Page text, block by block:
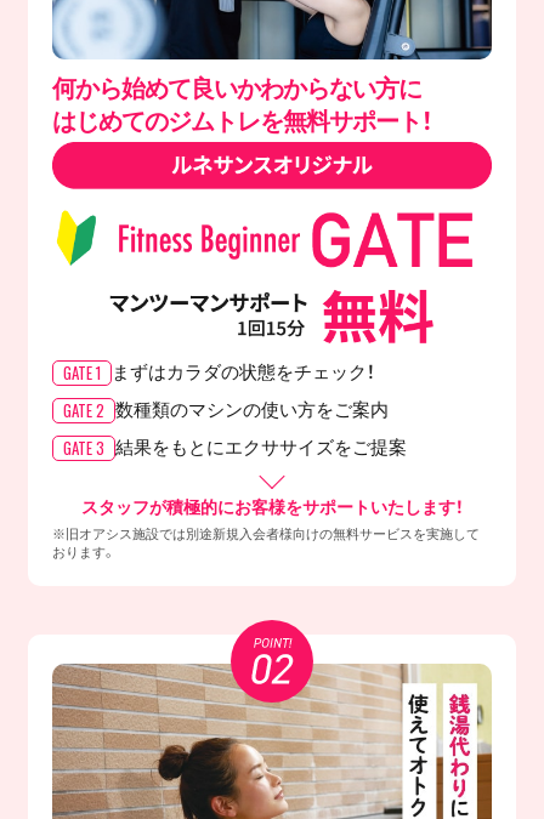
何から始めて良いかわからない方に
はじめてのジムトレを無料サポート！
GATE 1 まずはカラダの状態をチェック！
GATE 2 数種類のマシンの使い方をご案内
GATE 3 結果をもとにエクササイズをご提案
スタッフが積極的にお客様をサポートいたします！
※旧オアシス施設では別途新規入会者様向けの無料サービスを実施して
おります。